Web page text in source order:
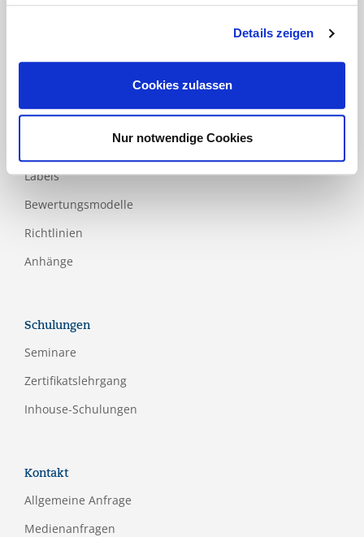
Details zeigen
Cookies zulassen
Nur notwendige Cookies
Produkte
Zusatznormen
Nationale Schemen
Labels
Bewertungsmodelle
Richtlinien
Anhänge
Schulungen
Seminare
Zertifikatslehrgang
Inhouse-Schulungen
Kontakt
Allgemeine Anfrage
Medienanfragen